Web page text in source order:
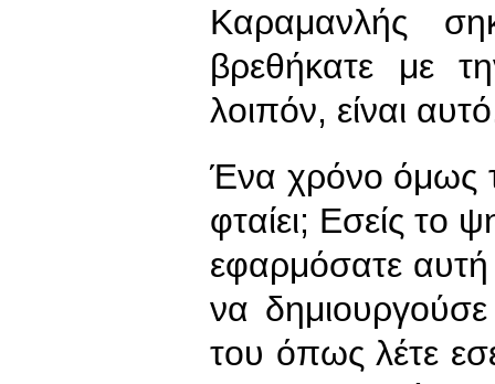
Καραμανλής
βρεθήκατε με
λοιπόν, είναι
Ένα χρόνο όμως
φταίει; Εσείς το
εφαρμόσατε αυτή
να
του όπως λέτε